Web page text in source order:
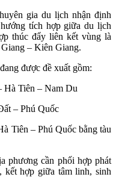
gia du lịch nhận định
tích hợp giữa du lịch
thúc đẩy liên kết vùng là
– Kiên Giang.
được đề xuất gồm:
Hà Tiên – Nam Du
– Phú Quốc
Tiên – Phú Quốc bằng tàu
phương cần phối hợp phát
kết hợp giữa tâm linh, sinh